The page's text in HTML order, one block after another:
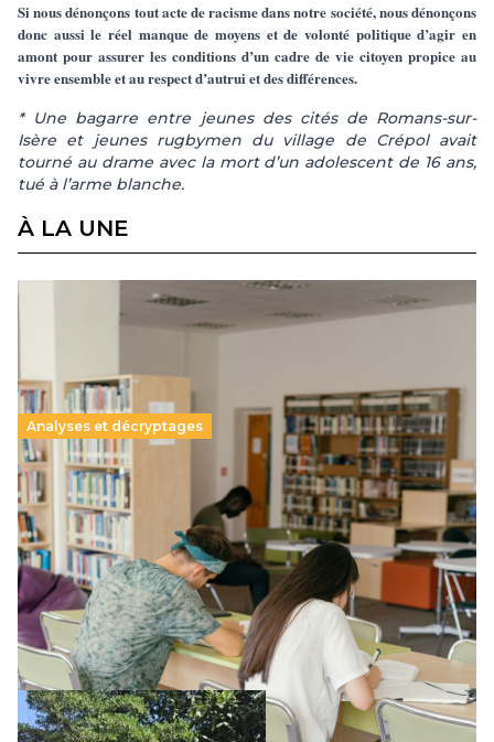
Si nous dénonçons tout acte de racisme dans notre société, nous dénonçons
donc aussi le réel manque de moyens et de volonté politique d’agir en
amont pour assurer les conditions d’un cadre de vie citoyen propice au
vivre ensemble et au respect d’autrui et des différences.
* Une bagarre entre jeunes des cités de Romans-sur-
Isère et jeunes rugbymen du village de Crépol avait
tourné au drame avec la mort d’un adolescent de 16 ans,
tué à l’arme blanche.
À LA UNE
Analyses et décryptages
Supérieur privé : une dérive qui met à mal la
promesse républicaine
11 juillet 2026-
Le projet de loi sur la régulation de l’enseignement
supérieur privé met en lumière l’amplification d’un système
qui relègue l’acte pédagogique au superfétatoire, voire à…
Lire la suite →